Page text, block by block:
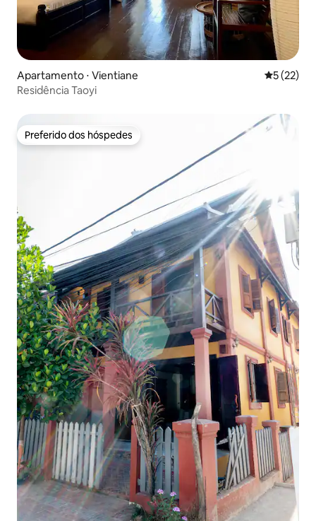
Apartamento ⋅ Vientiane 5 de uma
5 (22)
Residência Taoyi
Preferido dos hóspedes
Preferido dos hóspedes